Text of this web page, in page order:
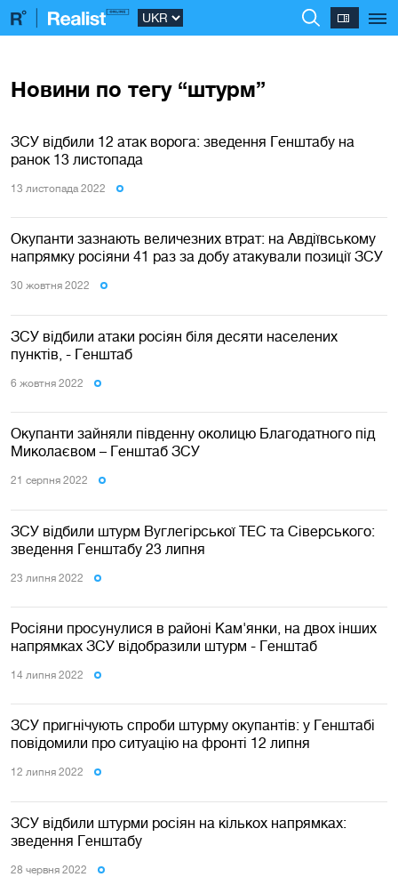
Новини по тегу “штурм”
ЗСУ відбили 12 атак ворога: зведення Генштабу на
ранок 13 листопада
13 листопада 2022
Окупанти зазнають величезних втрат: на Авдіївському
напрямку росіяни 41 раз за добу атакували позиції ЗСУ
30 жовтня 2022
ЗСУ відбили атаки росіян біля десяти населених
пунктів, - Генштаб
6 жовтня 2022
Окупанти зайняли південну околицю Благодатного під
Миколаєвом – Генштаб ЗСУ
21 серпня 2022
ЗСУ відбили штурм Вуглегірської ТЕС та Сіверського:
зведення Генштабу 23 липня
23 липня 2022
Росіяни просунулися в районі Кам'янки, на двох інших
напрямках ЗСУ відобразили штурм - Генштаб
14 липня 2022
ЗСУ пригнічують спроби штурму окупантів: у Генштабі
повідомили про ситуацію на фронті 12 липня
12 липня 2022
ЗСУ відбили штурми росіян на кількох напрямках:
зведення Генштабу
28 червня 2022